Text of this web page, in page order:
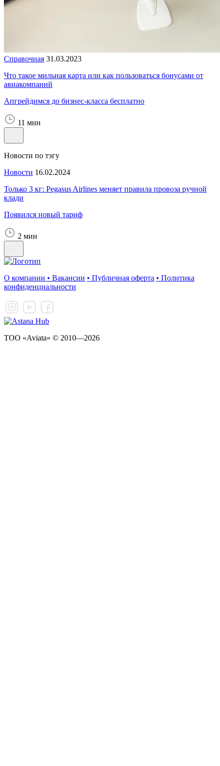
Справочная 31.03.2023
Что такое мильная карта или как пользоваться бонусами от
авиакомпаний
Апгрейдимся до бизнес-класса бесплатно
11 мин
Новости по тэгу
Новости 16.02.2024
Только 3 кг: Pegasus Airlines меняет правила провоза ручной
клади
Появился новый тариф
2 мин
О компании • Вакансии • Публичная оферта • Политика
конфиденциальности
ТОО «Aviata» © 2010—2026